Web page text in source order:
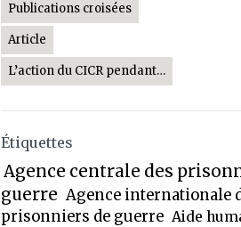
Publications croisées
Article
L’action du CICR pendant…
Étiquettes
Agence centrale des
guerre Agence internationale
prisonniers de guerre Aide